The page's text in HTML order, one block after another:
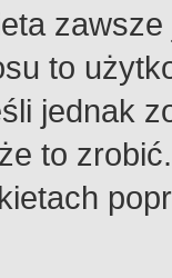
to
jednak
to